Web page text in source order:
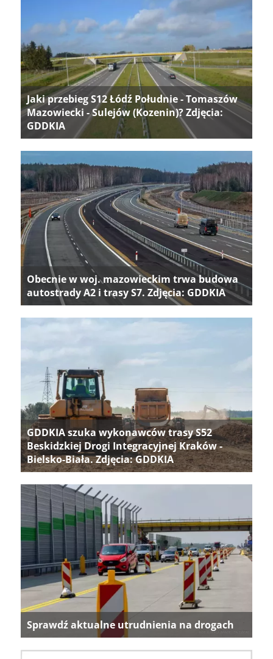
Jaki przebieg S12 Łódź Południe - Tomaszów
Mazowiecki - Sulejów (Kozenin)? Zdjęcia:
GDDKIA
Obecnie w woj. mazowieckim trwa budowa
autostrady A2 i trasy S7. Zdjęcia: GDDKIA
GDDKIA szuka wykonawców trasy S52
Beskidzkiej Drogi Integracyjnej Kraków -
Bielsko-Biała. Zdjęcia: GDDKIA
Sprawdź aktualne utrudnienia na drogach